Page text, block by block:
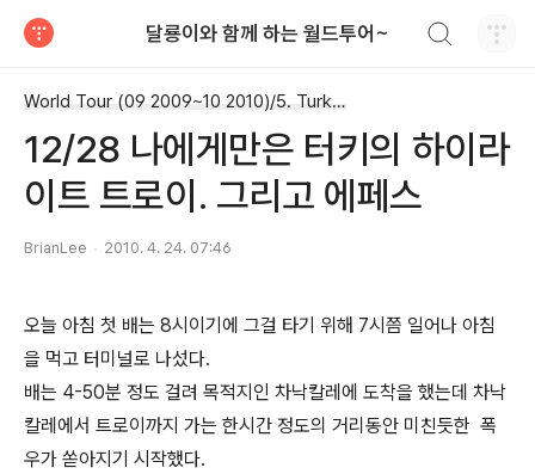
달룡이와 함께 하는 월드투어~
World Tour (09 2009~10 2010)/5. Turkey
12/28 나에게만은 터키의 하이라
이트 트로이. 그리고 에페스
BrianLee 2010. 4. 24. 07:46
오늘 아침 첫 배는 8시이기에 그걸 타기 위해 7시쯤 일어나 아침
을 먹고 터미널로 나섰다.
배는 4-50분 정도 걸려 목적지인 차낙칼레에 도착을 했는데 차낙
칼레에서 트로이까지 가는 한시간 정도의 거리동안 미친듯한 폭
우가 쏟아지기 시작했다.